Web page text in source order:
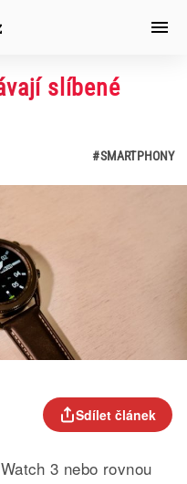
slíbené
#SMARTPHONY
Sdílet článek
3 nebo rovnou